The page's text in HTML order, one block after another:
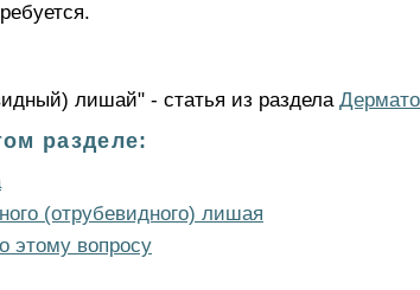
лишай" - статья из раздела
разделе:
(отрубевидного) лишая
этому вопросу